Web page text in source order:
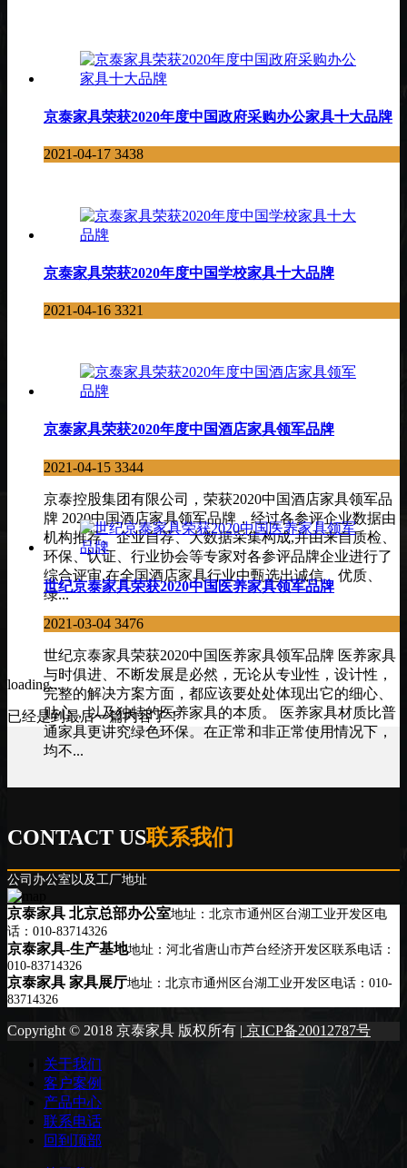
京泰家具荣获2020年度中国政府采购办公家具十大品牌
2021-04-17 3438
京泰家具荣获2020年度中国学校家具十大品牌
2021-04-16 3321
京泰家具荣获2020年度中国酒店家具领军品牌
2021-04-15 3344
京泰控股集团有限公司，荣获2020中国酒店家具领军品
牌 2020中国酒店家具领军品牌，经过各参评企业数据由
机构推荐、企业自荐、大数据采集构成,并由来自质检、
环保、认证、行业协会等专家对各参评品牌企业进行了
综合评审,在全国酒店家具行业中甄选出诚信、优质、
绿...
世纪京泰家具荣获2020中国医养家具领军品牌
2021-03-04 3476
世纪京泰家具荣获2020中国医养家具领军品牌 医养家具
与时俱进、不断发展是必然，无论从专业性，设计性，
完整的解决方案方面，都应该要处处体现出它的细心、
贴心，以及独特的医养家具的本质。 医养家具材质比普
通家具更讲究绿色环保。在正常和非正常使用情况下，
均不...
loading...
已经是到最后一篇内容了！
CONTACT US联系我们
公司办公室以及工厂地址
京泰家具 北京总部办公室地址：北京市通州区台湖工业开发区 电
话：010-83714326
京泰家具-生产基地地址：河北省唐山市芦台经济开发区联系电话：
010-83714326
京泰家具 家具展厅地址：北京市通州区台湖工业开发区 电话：010-
83714326
Copyright © 2018 京泰家具 版权所有 | 京ICP备20012787号
关于我们
客户案例
产品中心
联系电话
回到顶部